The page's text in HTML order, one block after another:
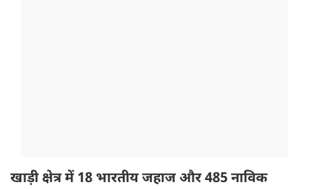
खाड़ी क्षेत्र में 18 भारतीय जहाज और 485 नाविक